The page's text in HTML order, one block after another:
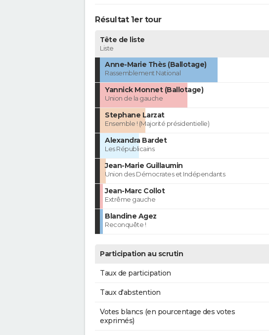
Résultat 1er tour
Tête de liste
Liste
Anne-Marie Thès (Ballotage)
Rassemblement National
Yannick Monnet (Ballotage)
Union de la gauche
Stephane Larzat
Ensemble ! (Majorité présidentielle)
Alexandra Bardet
Les Républicains
Jean-Marie Guillaumin
Union des Démocrates et Indépendants
Jean-Marc Collot
Extrême gauche
Blandine Agez
Reconquête !
Participation au scrutin
Taux de participation
Taux d'abstention
Votes blancs (en pourcentage des votes
exprimés)